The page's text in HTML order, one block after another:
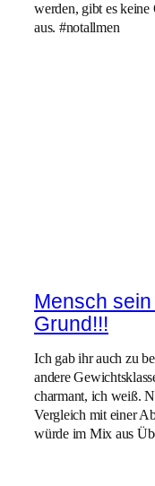
werden, gibt es keine
aus. #notallmen
Mensch
Grund!!!
Ich gab ihr auch zu
andere
charmant, ich weiß.
Vergleich mit einer
würde im Mix aus